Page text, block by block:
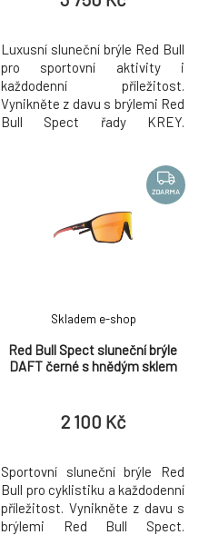
Luxusní sluneční brýle Red Bull
pro sportovní aktivity i
každodenní příležitost.
Vynikněte z davu s brýlemi Red
Bull Spect řady KREY.
povrchová úprava skla
Ochranný UV filtr: UV400
Vhodné pro opětovné zasklení
čočkami na předpis Inovativní
WING Dual Temple System -
ZDARMA
Red Bull Spect sluneční brýle
DAFT černé s hnědým sklem
Skladem e-shop
2 100 Kč
Sportovní sluneční brýle Red
Bull pro cyklistiku a každodenní
příležitost. Vynikněte z davu s
brýlemi Red Bull Spect.